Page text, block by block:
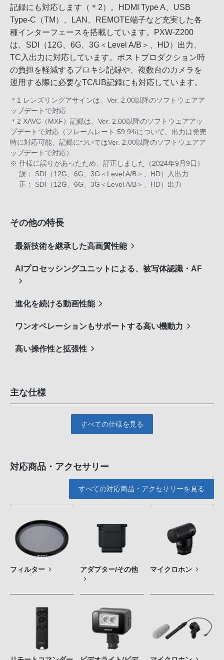
記録にも対応します（＊2）。HDMI Type A、USB
Type-C（TM）、LAN、REMOTE端子など充実した各
種インターフェースを搭載しています。PXW-Z200
は、SDI（12G、6G、3G＜Level A/B＞、HD）出力、
TC入出力に対応しています。ポストプロダクション時
の負担を軽減するプロキシ記録や、複数台のカメラを
運用する際に必要なTC/UB記録にも対応しています。
＊1 レンズリングアサインは、Ver. 2.00以降のソフトウェアア
ップデートで対応
＊2 XAVC（MXF）記録は、Ver. 2.00以降のソフトウェアアッ
プデートで対応（フレームレート 59.94iについて、出力は発売
時に対応可能、記録についてはVer. 2.00以降のソフトウェアア
ップデートで対応）
※ 仕様に誤りがあったため、訂正しました（2024年9月9日）
誤： SDI（12G、6G、3G＜Level A/B＞、HD）入出力
正： SDI（12G、6G、3G＜Level A/B＞、HD）出力
その他の特長
最新技術を継承した高画質性能
AIプロセッシングユニットによる、被写体認識・AF
進化を続ける動画性能
ワンオペレーションもサポートする高い機動力
高い操作性と拡張性
主な仕様
すべての仕様を見る
対応商品・アクセサリー
すべての対応商品・アクセサリーを見る
フィルター アダプター/その他 マイクロホン